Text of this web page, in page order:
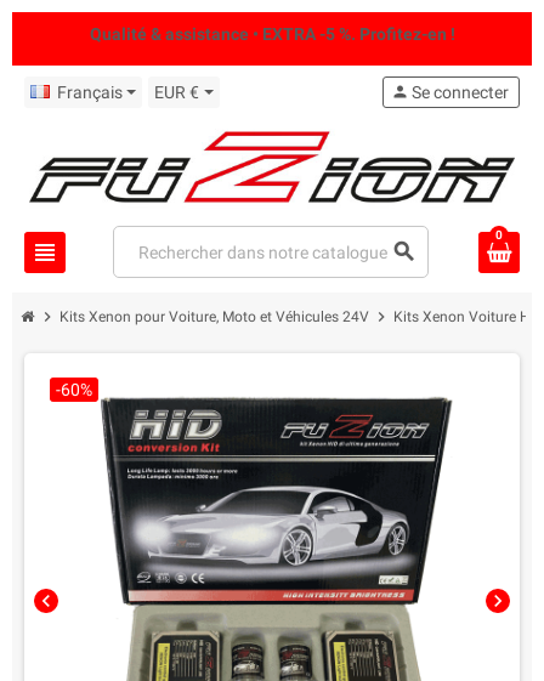
Qualité & assistance • EXTRA -5 %. Profitez-en !
Français EUR €
view_headline search
person Se connecter
0
chevron_right Kits Xenon pour Voiture, Moto et Véhicules 24V chevron_right Kits Xenon Voiture
chevron_left chevron_right
-60%